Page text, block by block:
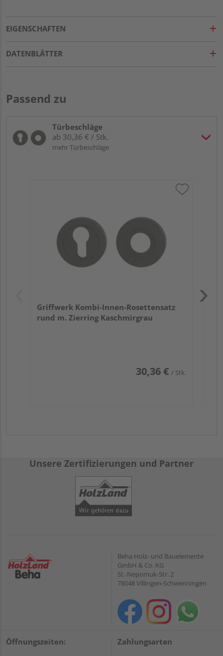
EIGENSCHAFTEN
DATENBLÄTTER
Passend zu
Türbeschläge
ab 30,36 € / Stk.
mehr Türbeschläge
Griffwerk Kombi-Innen-Rosettensatz
rund m. Zierring Kaschmirgrau
30,36 € / Stk.
Unsere Zertifizierungen und Partner
Beha Holz- und Bauelemente
GmbH & Co. KG
St.-Nepomuk-Str. 2
78048 Villingen-Schwenningen
Öffnungszeiten: Zahlungsarten